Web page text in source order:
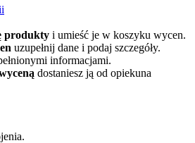
produkty i umieść je w koszyku wycen.
uzupełnij dane i podaj szczegóły.
informacjami.
dostaniesz ją od opiekuna